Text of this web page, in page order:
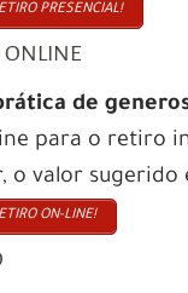
PRESENCIAL!
ONLINE
de
para o retiro
o valor sugerido
ON-LINE!